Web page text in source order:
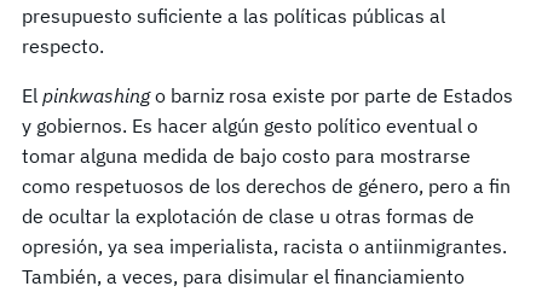
presupuesto suficiente a las políticas públicas al
respecto.
El pinkwashingo barniz rosa existe por parte de Estados
y gobiernos. Es hacer algún gesto político eventual o
tomar alguna medida de bajo costo para mostrarse
como respetuosos de los derechos de género, pero a fin
de ocultar la explotación de clase u otras formas de
opresión, ya sea imperialista, racista o antiinmigrantes.
También, a veces, para disimular el financiamiento